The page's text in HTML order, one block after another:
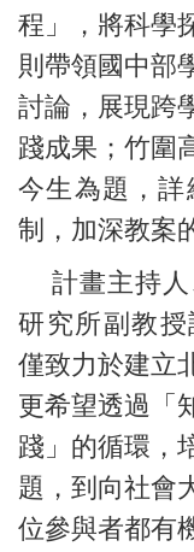
程」，將科學
則帶領國中部
討論，展現跨
踐成果；竹圍
今生為題，
制，加深教案
計畫主持人
研究所副教授
僅致力於建立
更希望透過「
踐」的循環，
題，到向社會
位參與者都有